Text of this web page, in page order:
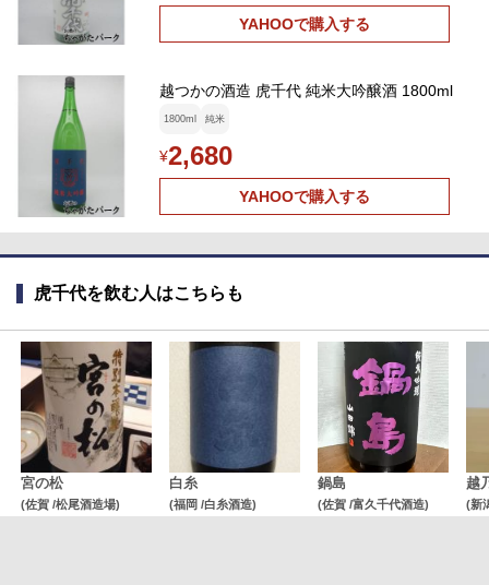
YAHOOで購入する
越つかの酒造 虎千代 純米大吟醸酒 1800ml
1800ml 純米
¥2,680
YAHOOで購入する
虎千代を飲む人はこちらも
宮の松
(佐賀 /松尾酒造場)
白糸
(福岡 /白糸酒造)
鍋島
(佐賀 /富久千代酒造)
越
(新